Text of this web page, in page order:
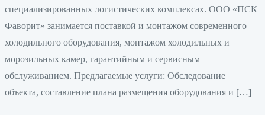
специализированных логистических комплексах. ООО «ПСК
Фаворит» занимается поставкой и монтажом современного
холодильного оборудования, монтажом холодильных и
морозильных камер, гарантийным и сервисным
обслуживанием. Предлагаемые услуги: Обследование
объекта, составление плана размещения оборудования и […]